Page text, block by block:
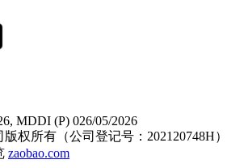
MDDI (P) 026/05/2026
权所有（公司登记号：202120748H）
zaobao.com